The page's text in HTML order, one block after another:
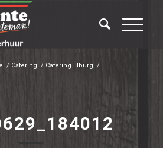
/ Catering / Catering Elburg /